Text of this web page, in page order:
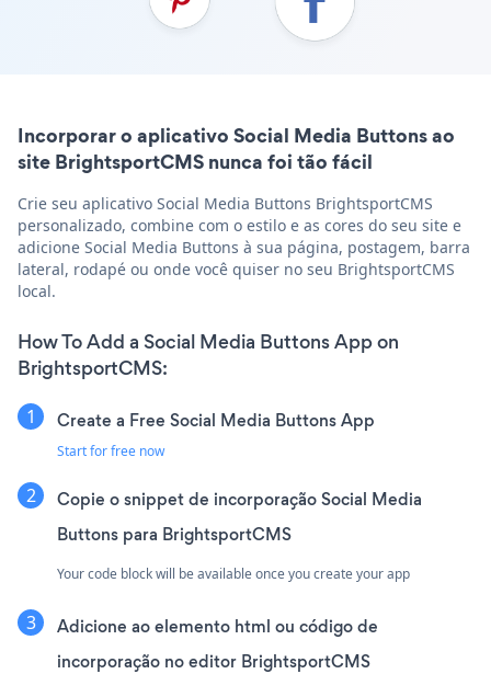
Incorporar o aplicativo Social Media Buttons ao
site BrightsportCMS nunca foi tão fácil
Crie seu aplicativo Social Media Buttons BrightsportCMS
personalizado, combine com o estilo e as cores do seu site e
adicione Social Media Buttons à sua página, postagem, barra
lateral, rodapé ou onde você quiser no seu BrightsportCMS
local.
How To Add a Social Media Buttons App on
BrightsportCMS:
Create a Free Social Media Buttons App
Start for free now
Copie o snippet de incorporação Social Media
Buttons para BrightsportCMS
Your code block will be available once you create your app
Adicione ao elemento html ou código de
incorporação no editor BrightsportCMS